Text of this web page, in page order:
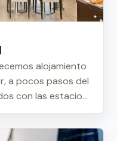
alojamiento
a pocos pasos del
con las estacio...